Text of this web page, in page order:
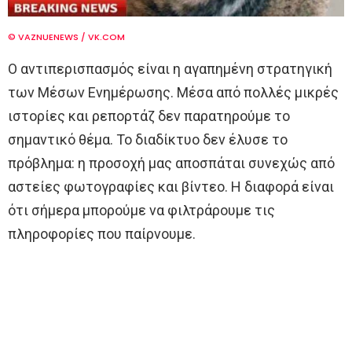
© VAZNUENEWS / VK.COM
Ο αντιπερισπασμός είναι η αγαπημένη στρατηγική
των Μέσων Ενημέρωσης. Μέσα από πολλές μικρές
ιστορίες και ρεπορτάζ δεν παρατηρούμε το
σημαντικό θέμα. Το διαδίκτυο δεν έλυσε το
πρόβλημα: η προσοχή μας αποσπάται συνεχώς από
αστείες φωτογραφίες και βίντεο. Η διαφορά είναι
ότι σήμερα μπορούμε να φιλτράρουμε τις
πληροφορίες που παίρνουμε.